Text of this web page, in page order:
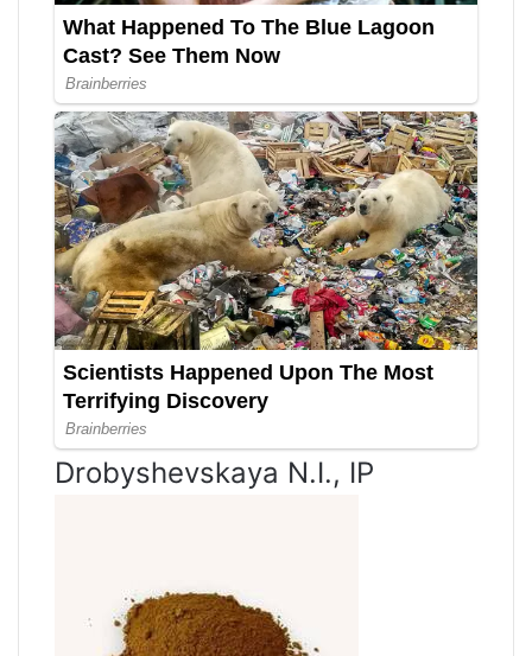
Drobyshevskaya N.I., IP